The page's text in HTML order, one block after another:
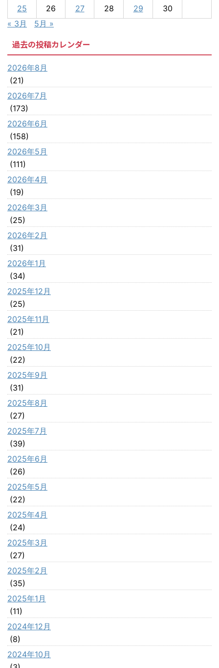
25 26 27 28 29
30
« 3月
5月 »
過去の投稿カレンダー
2026年8月
(21)
2026年7月
(173)
2026年6月
(158)
2026年5月
(111)
2026年4月
(19)
2026年3月
(25)
2026年2月
(31)
2026年1月
(34)
2025年12月
(25)
2025年11月
(21)
2025年10月
(22)
2025年9月
(31)
2025年8月
(27)
2025年7月
(39)
2025年6月
(26)
2025年5月
(22)
2025年4月
(24)
2025年3月
(27)
2025年2月
(35)
2025年1月
(11)
2024年12月
(8)
2024年10月